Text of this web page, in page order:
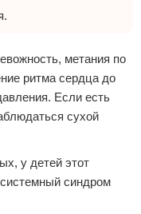
метания по
ритма сердца до
Если есть
сухой
у детей этот
синдром